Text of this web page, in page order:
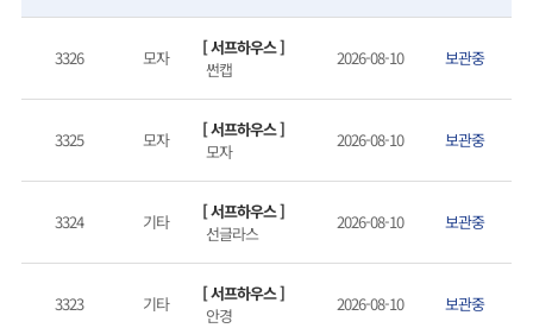
3326 모자
[ 서프하우스 ]
썬캡
2026-08-10 보관중
3325 모자
[ 서프하우스 ]
모자
2026-08-10 보관중
3324 기타
[ 서프하우스 ]
선글라스
2026-08-10 보관중
3323 기타
[ 서프하우스 ]
안경
2026-08-10 보관중